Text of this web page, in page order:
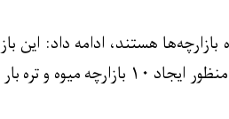
هستند، ادامه داد: این
نقش موثری در کنترل قیمت‌ها به ویژه در حوزه میوه و تره‌بار داشته باشد،